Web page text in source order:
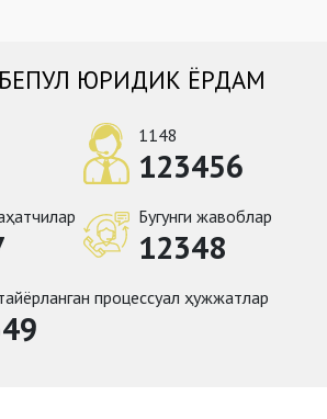
ЮРИДИК ЁРДАМ
1148
123456
Бугунги жавоблар
12348
процессуал ҳужжатлар